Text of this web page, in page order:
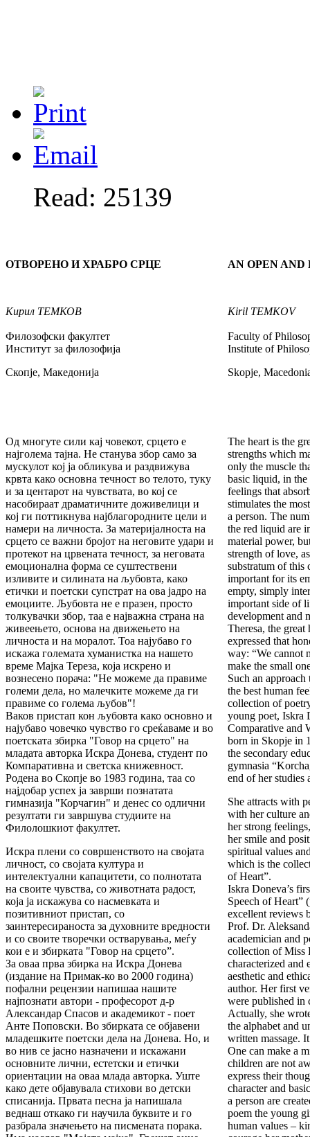
Read: 25139
ОТВОРЕНО И ХРАБРО СРЦЕ
Кирил ТЕМКОВ
Филозофски факултет
Институт за филозофија
Скопје, Македонија
AN OPEN AND
Kiril TEMKOV
Faculty of
Institute of
Skopje,
Од многуте сили кај човекот, срцето е
најголема тајна. Не станува збор само за
мускулот кој ја обликува и раздвижува
крвта како основна течност во телото, туку
и за центарот на чувствата, во кој се
насобираат драматичните доживелици и
кој ги поттикнува најблагородните цели и
намери на личноста. За материјалноста на
срцето се важни бројот на неговите удари и
протекот на црвената течност, за неговата
емоционална форма се суштествени
изливите и силината на љубовта, како
етички и поетски супстрат на ова јадро на
емоциите. Љубовта не е празен, просто
толкувачки збор, таа е најважна страна на
живеењето, основа на движењето на
личноста и на моралот. Тоа најубаво го
искажа големата хуманистка на нашето
време Мајка Тереза, која искрено и
вознесено порача: "Не можеме да правиме
големи дела, но малечките можеме да ги
правиме со голема љубов"!
Ваков пристап кон љубовта како основно и
најубаво човечко чувство го среќаваме и во
поетската збирка "Говор на срцето" на
младата авторка Искра Донева, студент по
Компаративна и светска книжевност.
Родена во Скопје во 1983 година, таа со
најдобар успех ја заврши познатата
гимназија "Корчагин" и денес со одлични
резултати ги завршува студиите на
Филолошкиот факултет.
Искра плени со совршенството на својата
личност, со својата култура и
интелектуални капацитети, со полнотата
на своите чувства, со животната радост,
која ја искажува со насмевката и
позитивниот пристап, со
заинтересираноста за духовните вредности
и со своите творечки остварувања, меѓу
кои е и збирката "Говор на срцето”.
За оваа прва збирка на Искра Донева
(издание на Примак-ко во 2000 година)
пофални рецензии напишаа нашите
најпознати автори - професорот д-р
Александар Спасов и академикот - поет
Анте Поповски. Во збирката се објавени
младешките поетски дела на Донева. Но, и
во нив се јасно назначени и искажани
основните лични, естетски и етички
ориентации на оваа млада авторка. Уште
како дете објавувала стихови во детски
списанија. Првата песна ја напишала
веднаш откако ги научила буквите и го
разбрала значењето на писмената порака.
The heart is the
strengths which
only the muscle
basic liquid, in
feelings that
stimulates the
a person. The
the red liquid are
material power,
strength of love,
substratum of this
important for its
empty, simply
important side of
development and
Theresa, the
expressed that
way: “We cannot
make the small
Such an approach
the best human
collection of
young poet, Iskra
Comparative and
born in Skopje in
the secondary
gymnasia
end of her studies
She attracts with
with her culture
her strong
her smile and
spiritual values
which is the
of Heart”.
Iskra Doneva’s
Speech of Heart”
excellent reviews
Prof. Dr.
academician and
collection of Miss
characterized and
aesthetic and
author. Her first
were published in
Actually, she
the alphabet and
written massage.
One can make a
children are not
express their
character and
a person are
poem the young
human values –